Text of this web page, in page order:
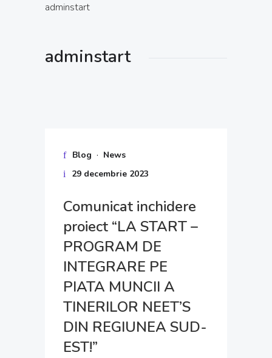
adminstart
adminstart
Blog · News
29 decembrie 2023
Comunicat inchidere
proiect “LA START –
PROGRAM DE
INTEGRARE PE
PIATA MUNCII A
TINERILOR NEET’S
DIN REGIUNEA SUD-
EST!”